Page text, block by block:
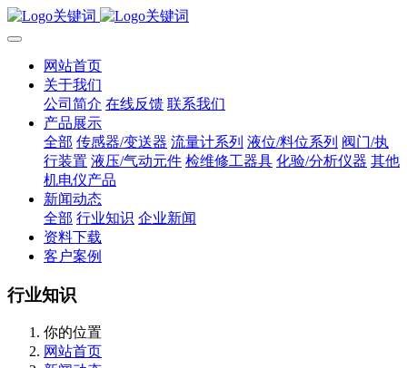
网站首页
关于我们
公司简介 在线反馈 联系我们
产品展示
全部 传感器/变送器 流量计系列 液位/料位系列 阀门/执
行装置 液压/气动元件 检维修工器具 化验/分析仪器 其他
机电仪产品
新闻动态
全部 行业知识 企业新闻
资料下载
客户案例
行业知识
你的位置
网站首页